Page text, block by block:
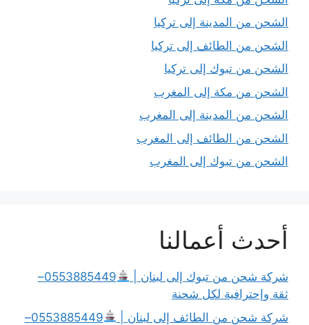
الشحن من المدينة إلى تركيا
الشحن من الطائف إلى تركيا
الشحن من تبوك إلى تركيا
الشحن من مكة إلى المغرب
الشحن من المدينة إلى المغرب
الشحن من الطائف إلى المغرب
الشحن من تبوك إلى المغرب
أحدث أعمالنا
شركة شحن من تبوك إلى لبنان |
0553885449–
ثقة وإحترافية لكل شحنة
شركة شحن من الطائف إلى لبنان |
0553885449–